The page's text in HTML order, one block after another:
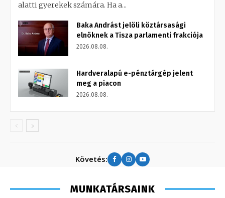
alatti gyerekek számára. Ha a...
Baka Andrást jelöli köztársasági
elnöknek a Tisza parlamenti frakciója
2026.08.08.
Hardveralapú e-pénztárgép jelent
meg a piacon
2026.08.08.
Követés:
MUNKATÁRSAINK